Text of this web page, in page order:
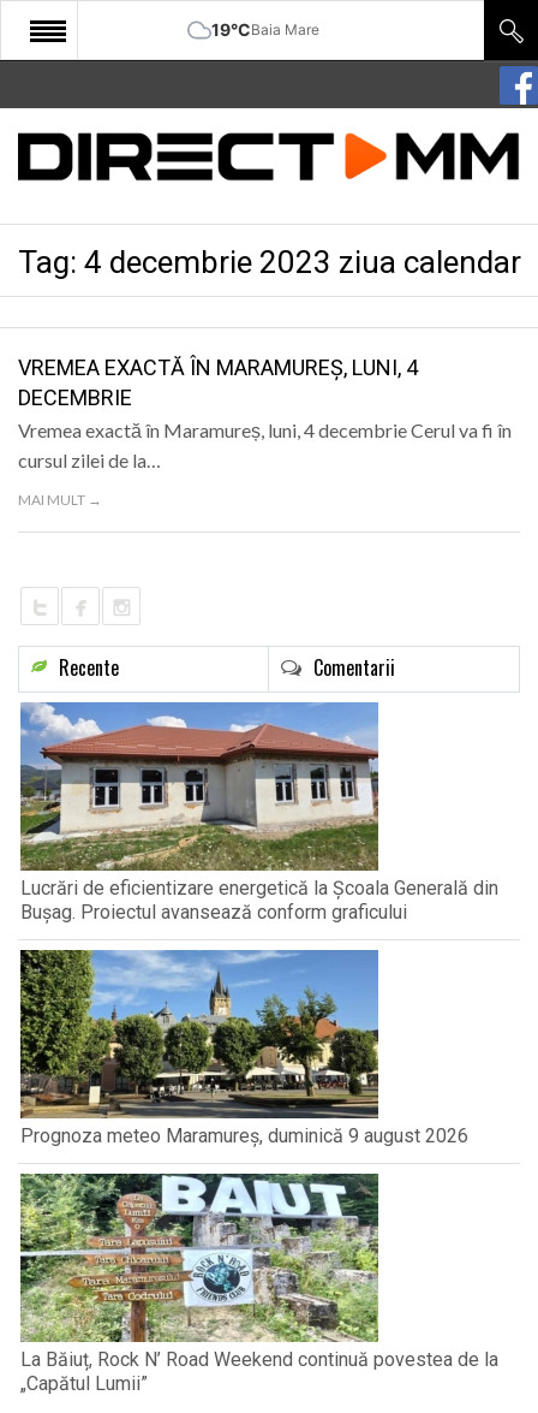
19°CBaia Mare
START
COMUNITATE
CULTURA
SANATATE
SPORT
SPECIAL
POLITIC
Tag: 4 decembrie 2023 ziua calendar
VREMEA EXACTĂ ÎN MARAMUREȘ, LUNI, 4
DECEMBRIE
Vremea exactă în Maramureș, luni, 4 decembrie Cerul va fi în
cursul zilei de la…
MAI MULT →
Recente Comentarii
Lucrări de eficientizare energetică la Școala Generală din
Bușag. Proiectul avansează conform graficului
Prognoza meteo Maramureș, duminică 9 august 2026
La Băiuț, Rock N’ Road Weekend continuă povestea de la
„Capătul Lumii”